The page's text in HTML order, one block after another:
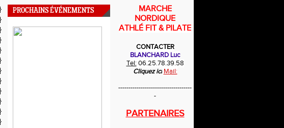
PROCHAINS ÉVÉNEMENTS
MARCHE
NORDIQUE
ATHLÉ FIT & PILATE
CONTACTER
BLANCHARD Luc
Tel: 06.25.78.39.58
Cliquez ici Mail:
------------------------------------
-
PARTENAIRES